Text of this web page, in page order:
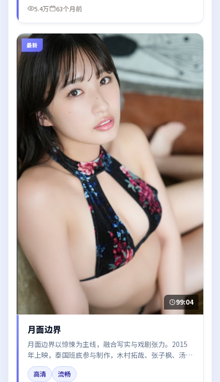
5.4万
63个月前
最新
99:04
月面边界
月面边界以惊悚为主线，融合写实与戏剧张力。2015
年上映，泰国班底参与制作，木村拓哉、张子枫、汤
唯、赵丽颖在片中呈现细腻表演，影像风格统一，配乐
与剪辑强化了情绪曲线。
高清
流畅